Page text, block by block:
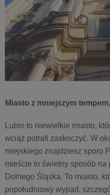
Miasto z mniejszym
Lubin to niewielkie miasto,
wciąż potrafi zaskoczyć. W
miejskiego znajdziesz sporo
mieście to świetny sposób
Dolnego Śląska. To miasto,
popołudniowy wypad,